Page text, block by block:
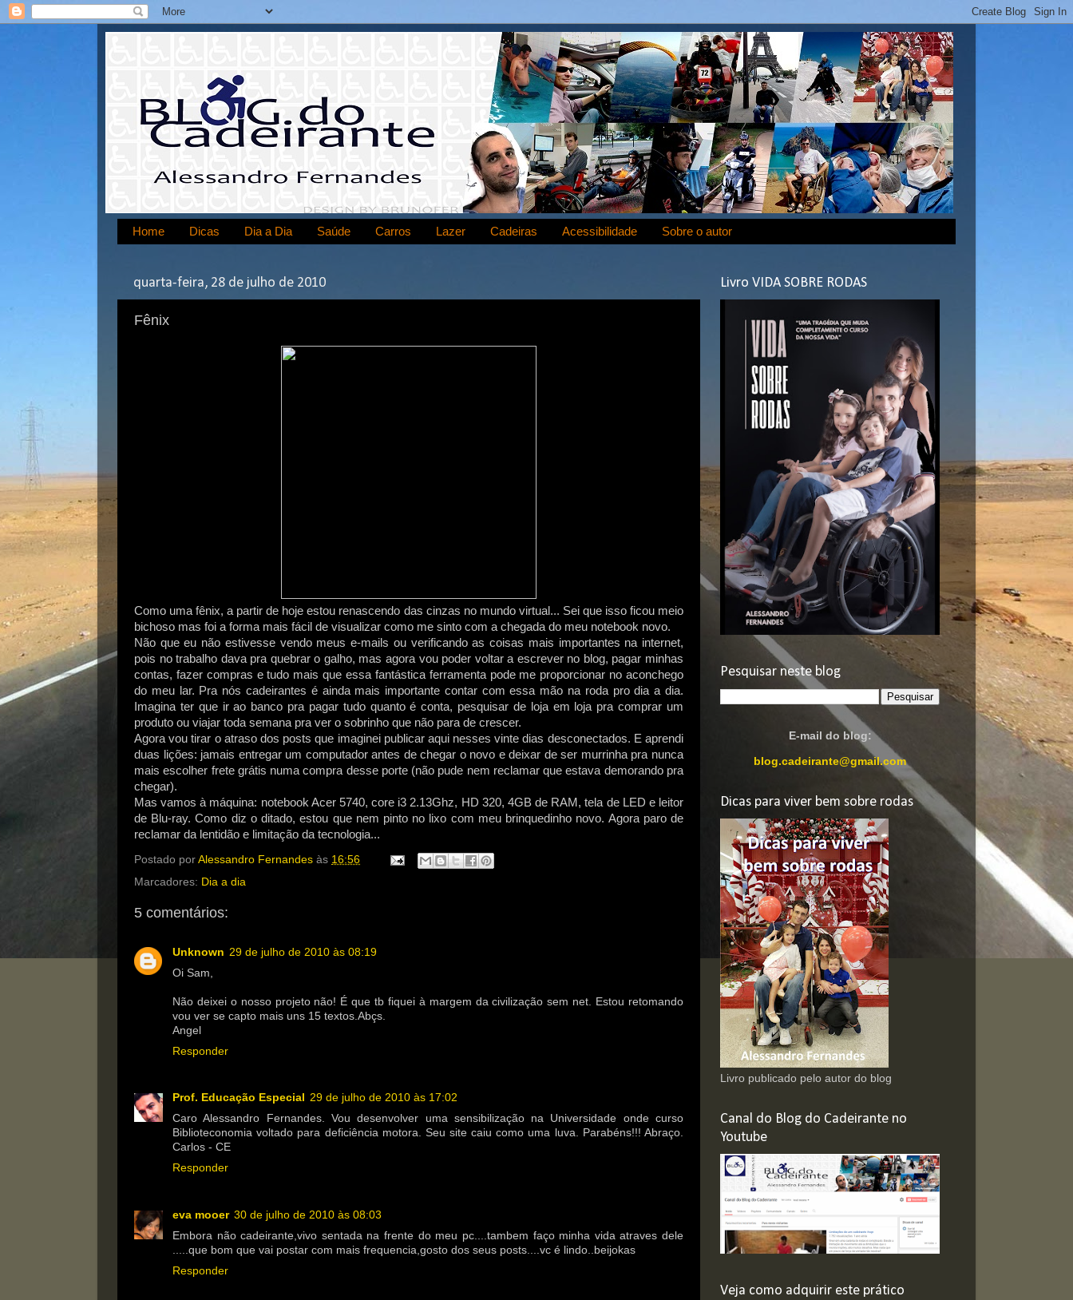
Home Dicas Dia a Dia Saúde Carros Lazer Cadeiras Acessibilidade Sobre o autor
quarta-feira, 28 de julho de 2010
Fênix
Como uma fênix, a partir de hoje estou renascendo das cinzas no mundo virtual... Sei que isso ficou meio
bichoso mas foi a forma mais fácil de visualizar como me sinto com a chegada do meu notebook novo.
Não que eu não estivesse vendo meus e-mails ou verificando as coisas mais importantes na internet,
pois no trabalho dava pra quebrar o galho, mas agora vou poder voltar a escrever no blog, pagar minhas
contas, fazer compras e tudo mais que essa fantástica ferramenta pode me proporcionar no aconchego
do meu lar. Pra nós cadeirantes é ainda mais importante contar com essa mão na roda pro dia a dia.
Imagina ter que ir ao banco pra pagar tudo quanto é conta, pesquisar de loja em loja pra comprar um
produto ou viajar toda semana pra ver o sobrinho que não para de crescer.
Agora vou tirar o atraso dos posts que imaginei publicar aqui nesses vinte dias desconectados. E aprendi
duas lições: jamais entregar um computador antes de chegar o novo e deixar de ser murrinha pra nunca
mais escolher frete grátis numa compra desse porte (não pude nem reclamar que estava demorando pra
chegar).
Mas vamos à máquina: notebook Acer 5740, core i3 2.13Ghz, HD 320, 4GB de RAM, tela de LED e leitor
de Blu-ray. Como diz o ditado, estou que nem pinto no lixo com meu brinquedinho novo. Agora paro de
reclamar da lentidão e limitação da tecnologia...
Postado por Alessandro Fernandes às 16:56
Marcadores: Dia a dia
5 comentários:
Unknown 29 de julho de 2010 às 08:19
Oi Sam,
Não deixei o nosso projeto não! É que tb fiquei à margem da civilização sem net. Estou retomando
vou ver se capto mais uns 15 textos.Abçs.
Angel
Responder
Prof. Educação Especial
29 de julho de 2010 às 17:02
Caro Alessandro Fernandes. Vou desenvolver uma sensibilização na Universidade onde curso
Biblioteconomia voltado para deficiência motora. Seu site caiu como uma luva. Parabéns!!! Abraço.
Carlos - CE
Responder
eva mooer 30 de julho de 2010 às 08:03
Embora não cadeirante,vivo sentada na frente do meu pc....tambem faço minha vida atraves dele
.....que bom que vai postar com mais frequencia,gosto dos seus posts....vc é lindo..beijokas
Responder
Livro VIDA SOBRE RODAS
Pesquisar neste blog
E-mail do blog:
blog.cadeirante@gmail.com
Dicas para viver bem sobre rodas
Livro publicado pelo autor do blog
Canal do Blog do Cadeirante no
Youtube
Veja como adquirir este prático